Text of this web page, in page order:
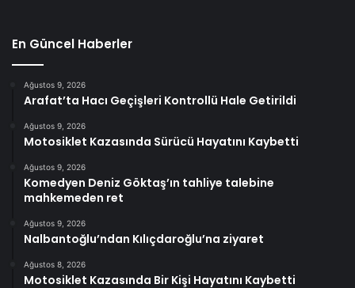
En Güncel Haberler
Ağustos 9, 2026
Arafat’ta Hacı Geçişleri Kontrollü Hale Getirildi
Ağustos 9, 2026
Motosiklet Kazasında Sürücü Hayatını Kaybetti
Ağustos 9, 2026
Komedyen Deniz Göktaş’ın tahliye talebine
mahkemeden ret
Ağustos 9, 2026
Nalbantoğlu’ndan Kılıçdaroğlu’na ziyaret
Ağustos 8, 2026
Motosiklet Kazasında Bir Kişi Hayatını Kaybetti